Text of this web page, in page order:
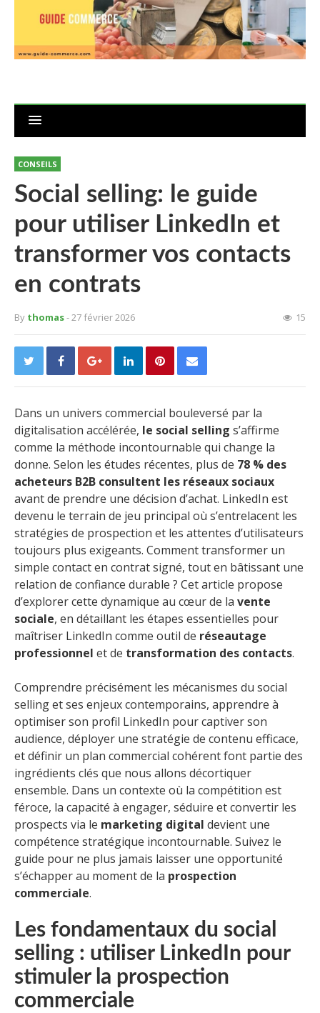
CONSEILS
Social selling: le guide
pour utiliser LinkedIn et
transformer vos contacts
en contrats
By thomas- 27 février 2026 15
Dans un univers commercial bouleversé par la
digitalisation accélérée, le social selling s’affirme
comme la méthode incontournable qui change la
donne. Selon les études récentes, plus de 78 % des
acheteurs B2B consultent les réseaux sociaux
avant de prendre une décision d’achat. LinkedIn est
devenu le terrain de jeu principal où s’entrelacent les
stratégies de prospection et les attentes d’utilisateurs
toujours plus exigeants. Comment transformer un
simple contact en contrat signé, tout en bâtissant une
relation de confiance durable ? Cet article propose
d’explorer cette dynamique au cœur de la vente
sociale, en détaillant les étapes essentielles pour
maîtriser LinkedIn comme outil de réseautage
professionnel et de transformation des contacts.
Comprendre précisément les mécanismes du social
selling et ses enjeux contemporains, apprendre à
optimiser son profil LinkedIn pour captiver son
audience, déployer une stratégie de contenu efficace,
et définir un plan commercial cohérent font partie des
ingrédients clés que nous allons décortiquer
ensemble. Dans un contexte où la compétition est
féroce, la capacité à engager, séduire et convertir les
prospects via le marketing digital devient une
compétence stratégique incontournable. Suivez le
guide pour ne plus jamais laisser une opportunité
s’échapper au moment de la prospection
commerciale.
Les fondamentaux du social
selling : utiliser LinkedIn pour
stimuler la prospection
commerciale